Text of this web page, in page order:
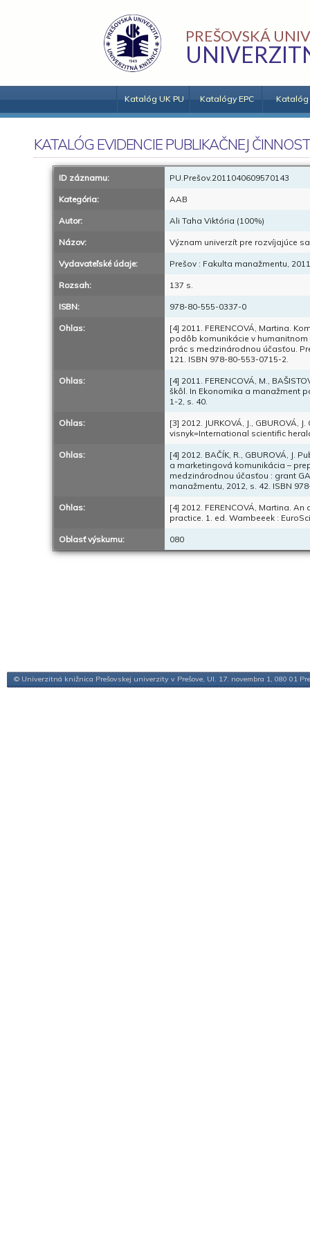
PREŠOVSKÁ
Katalóg UK PU Katalógy EPC Katalóg
KATALÓG EVIDENCIE PUBLIKAČNEJ
ID záznamu: PU.Prešov.2011040609570143
Kategória: AAB
Autor: Ali Taha Viktória (100%)
Názov: Význam univerzít pre rozvíjajúce
Vydavateľské údaje: Prešov : Fakulta manažmentu, 2011
Rozsah: 137 s.
ISBN: 978-80-555-0337-0
Ohlas:
[4] 2011. FERENCOVÁ, Martina.
podôb komunikácie v humanitnom
prác s medzinárodnou účasťou.
121. ISBN 978-80-553-0715-2.
Ohlas:
[4] 2011. FERENCOVÁ, M.,
škôl. In Ekonomika a manažment
1-2, s. 40.
Ohlas:
[3] 2012. JURKOVÁ, J.,
visnyk=International scientific
Ohlas:
[4] 2012. BAČÍK, R., GBUROVÁ,
a marketingová komunikácia –
medzinárodnou účasťou : grant
manažmentu, 2012, s. 42. ISBN
Ohlas:
[4] 2012. FERENCOVÁ, Martina.
practice. 1. ed. Wambeeek :
Oblasť výskumu: 080
© Univerzitná knižnica Prešovskej univerzity v Prešove, Ul. 17. novembra 1, 080 01